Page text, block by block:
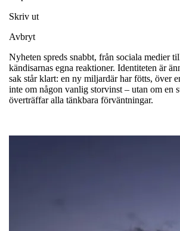
Skriv ut
Avbryt
Nyheten spreds snabbt, från sociala medier
kändisarnas egna reaktioner. Identiteten är
sak står klart: en ny miljardär har fötts, över
inte om någon vanlig storvinst – utan om en
överträffar alla tänkbara förväntningar.